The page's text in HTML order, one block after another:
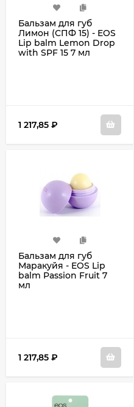
Бальзам для губ
Лимон (СПФ 15) - EOS
Lip balm Lemon Drop
with SPF 15 7 мл
1 217,85 ₽
Бальзам для губ
Маракуйя - EOS Lip
balm Passion Fruit 7
мл
1 217,85 ₽